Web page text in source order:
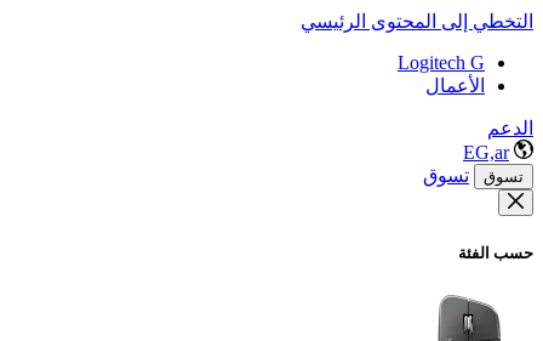
التخطي إلى المحتوى الرئيسي
Logitech G
الأعمال
الدعم
EG,ar
تسوق تسوق
حسب الفئة